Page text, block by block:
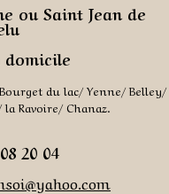
ou Saint Jean de
du lac/ Yenne/ Belley/
Ravoire/ Chanaz.
20 04
m